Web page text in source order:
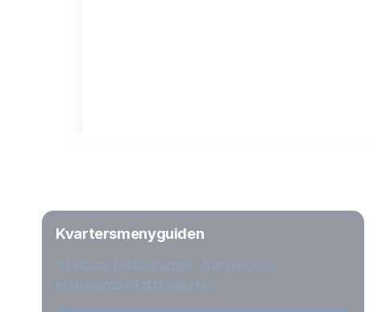
Kvartersmenyguiden